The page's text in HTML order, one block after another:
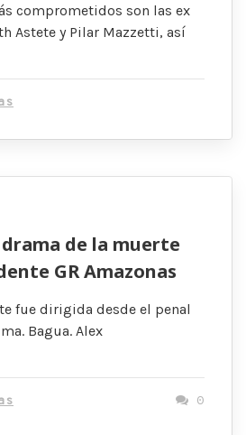
comprometidos son las ex
Astete y Pilar Mazzetti, así
de la muerte
GR Amazonas
fue dirigida desde el penal
Bagua. Alex
0